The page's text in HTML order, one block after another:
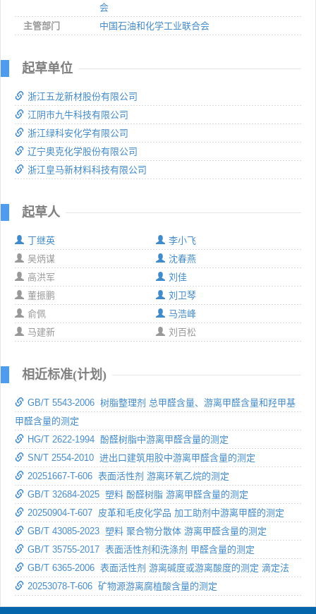
会
主管部门
中国石油和化学工业联合会
起草单位
浙江五龙新材股份有限公司
江阴市九牛科技有限公司
浙江绿科安化学有限公司
辽宁奥克化学股份有限公司
浙江皇马新材料科技有限公司
起草人
丁继英
李小飞
吴炳谋
沈春燕
高洪军
刘佳
董振鹏
刘卫琴
俞佩
马浩峰
马建新
刘百松
相近标准(计划)
GB/T 5543-2006 树脂整理剂 总甲醛含量、游离甲醛含量和羟甲基
甲醛含量的测定
HG/T 2622-1994 酚醛树脂中游离甲醛含量的测定
SN/T 2554-2010 进出口建筑用胶中游离甲醛含量的测定
20251667-T-606 表面活性剂 游离环氧乙烷的测定
GB/T 32684-2025 塑料 酚醛树脂 游离甲醛含量的测定
20250904-T-607 皮革和毛皮化学品 加工助剂中游离甲醛的测定
GB/T 43085-2023 塑料 聚合物分散体 游离甲醛含量的测定
GB/T 35755-2017 表面活性剂和洗涤剂 甲醛含量的测定
GB/T 6365-2006 表面活性剂 游离碱度或游离酸度的测定 滴定法
20253078-T-606 矿物源游离腐植酸含量的测定